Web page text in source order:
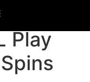
Zdanie
Play